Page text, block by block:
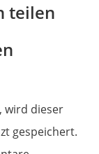
teilen
wird dieser
gespeichert.